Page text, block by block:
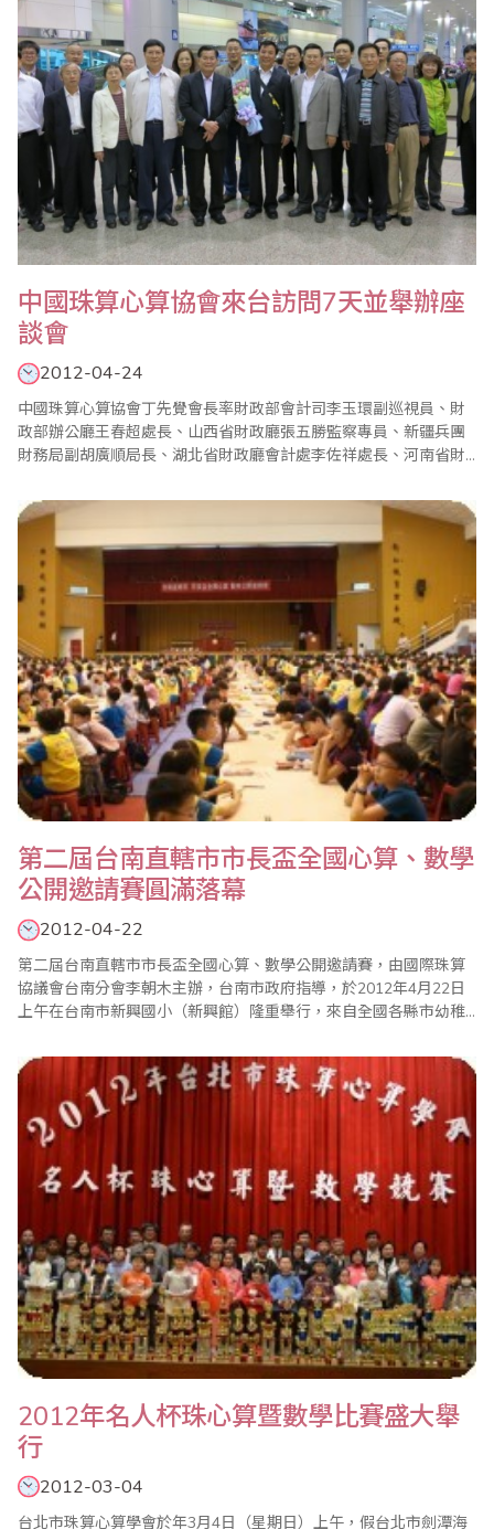
中國珠算心算協會來台訪問7天並舉辦座
談會
2012-04-24
中國珠算心算協會丁先覺會長率財政部會計司李玉環副巡視員、財
政部辦公廳王春超處長、山西省財政廳張五勝監察專員、新疆兵團
財務局副胡廣順局長、湖北省財政廳會計處李佐祥處長、河南省財
長、廣東省財政廳會計處陳勝文副處長、陝西省西安市財政局科教
文處孫華處長、安徽省馬鞍山財政局何桂芳總會計師、四川省德陽
市財政局袁先立副局長、福建省廈門市行政事業資產管理中..
第二屆台南直轄市市長盃全國心算、數學
公開邀請賽圓滿落幕
2012-04-22
第二屆台南直轄市市長盃全國心算、數學公開邀請賽，由國際珠算
協議會台南分會李朝木主辦，台南市政府指導，於2012年4月22日
上午在台南市新興國小（新興館）隆重舉行，來自全國各縣市幼稚
更熱鬧滾滾。 台南直轄市市長盃全國心算、數學比賽最大特色是，
參賽選手全部集中在大禮堂考試，家長可以臨場感受孩子的賽況；
裁判長用威嚴又宏亮的聲音一聲令下，..
2012年名人杯珠心算暨數學比賽盛大舉
行
2012-03-04
台北市珠算心算學會於年3月4日（星期日）上午，假台北市劍潭海